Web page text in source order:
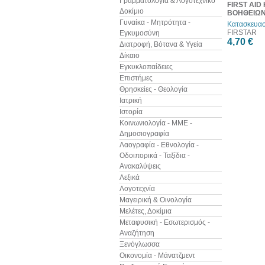
Δοκίμιο
Γυναίκα - Μητρότητα -
Εγκυμοσύνη
Διατροφή, Βότανα & Υγεία
Δίκαιο
Εγκυκλοπαίδειες
Επιστήμες
Θρησκείες - Θεολογία
Ιατρική
Ιστορία
Κοινωνιολογία - ΜΜΕ -
Δημοσιογραφία
Λαογραφία - Εθνολογία -
Οδοιπορικά - Ταξίδια -
Ανακαλύψεις
Λεξικά
Λογοτεχνία
Μαγειρική & Οινολογία
Μελέτες, Δοκίμια
Μεταφυσική - Εσωτερισμός -
Αναζήτηση
Ξενόγλωσσα
Οικονομία - Μάνατζμεντ
FIRST
FIRSTAR
4,70 €